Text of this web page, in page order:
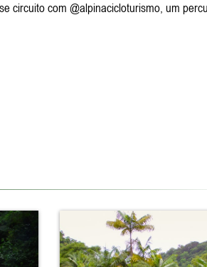
circuito com @alpinacicloturismo, um